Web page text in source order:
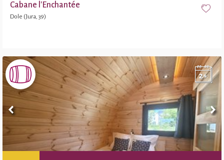
Cabane l'Enchantée
Dole (Jura, 39)